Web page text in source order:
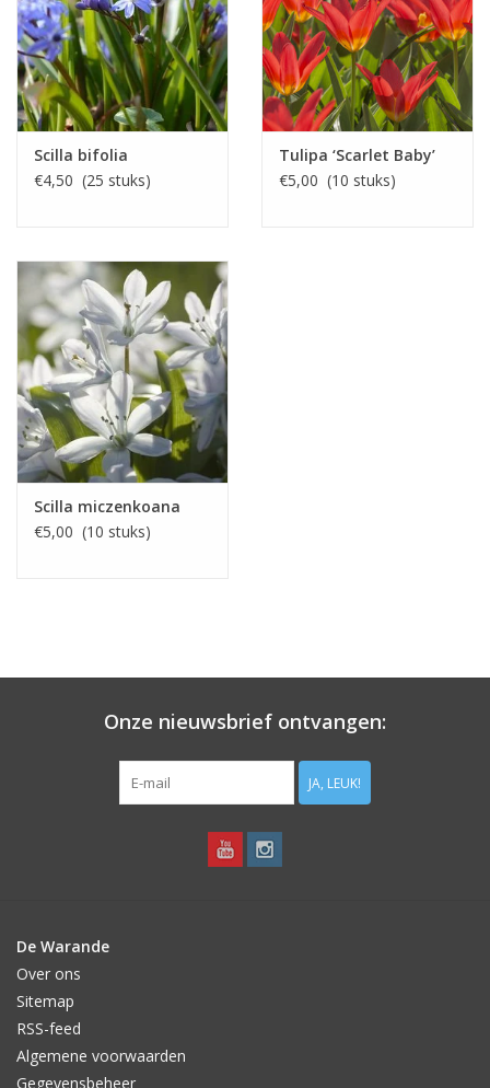
Scilla bifolia
€4,50 (25 stuks)
Tulipa ‘Scarlet Baby’
€5,00 (10 stuks)
Scilla miczenkoana
€5,00 (10 stuks)
Onze nieuwsbrief ontvangen:
JA, LEUK!
De Warande
Over ons
Sitemap
RSS-feed
Algemene voorwaarden
Gegevensbeheer